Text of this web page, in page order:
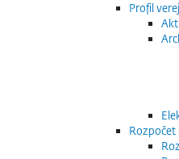
Profil
Rozpočet